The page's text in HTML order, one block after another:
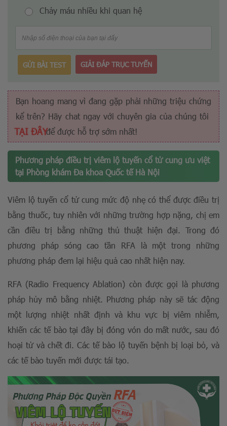
Chảy máu nhiều khi quan hệ
GỬI BÀI TEST GIẢI ĐÁP TRỤC TUYẾN
Bạn hoang mang vì đang gặp phải những triệu chứng
kể trên? Hãy chat ngay với chuyên gia của chúng tôi
TẠI ĐÂYđể được hỗ trợ sớm nhất!
Phương pháp điều trị viêm lộ tuyến cổ tử cung ưu việt
tại Phòng khám Đa khoa Quốc tế Hà Nội
Viêm lộ tuyến cổ tử cung mức độ nhẹ có thể được điều trị
bằng thuốc, tuy nhiên với những trường hợp nặng, chị em
cần điều trị bằng những thủ thuật hiện đại. Trong đó
phương pháp sóng cao tần RFA là một trong những
phương pháp đem lại hiệu quả cao nhất hiện nay.
RFA (Radio Frequency Ablation) còn được gọi là phương
pháp hủy mô bằng nhiệt. Phương pháp này sẽ tác động
một lượng nhiệt nhất định và khu vực bị viêm nhiễm,
khiến các tế bào tại đây bị đóng vón do mất nước, sau đó
hoại tử và chết đi. Các tế bào lộ tuyến bệnh bị loại bỏ, và
các tế bào tuyến mới được tái tạo.